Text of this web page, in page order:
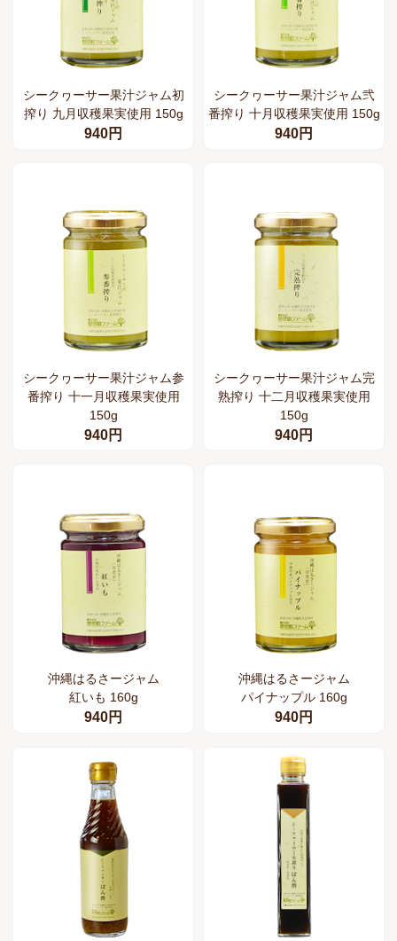
シークヮーサー果汁ジャム初
搾り 九月収穫果実使用 150g
940円
シークヮーサー果汁ジャム弐
番搾り 十月収穫果実使用 150g
940円
シークヮーサー果汁ジャム参
番搾り 十一月収穫果実使用
150g
940円
シークヮーサー果汁ジャム完
熟搾り 十二月収穫果実使用
150g
940円
沖縄はるさージャム
紅いも 160g
940円
沖縄はるさージャム
パイナップル 160g
940円